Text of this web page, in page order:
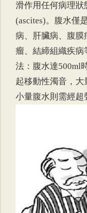
滑作用任何病理狀
(ascites)。腹水僅
病、肝臟病、腹
瘤、結締組織疾
法：腹水達500ml
起移動性濁音，
小量腹水則需經超